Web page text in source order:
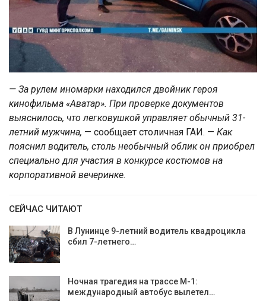
— За рулем иномарки находился двойник героя
кинофильма «Аватар». При проверке документов
выяснилось, что легковушкой управляет обычный 31-
летний мужчина, — сообщает столичная ГАИ. — Как
пояснил водитель, столь необычный облик он приобрел
специально для участия в конкурсе костюмов на
корпоративной вечеринке.
СЕЙЧАС ЧИТАЮТ
В Лунинце 9-летний водитель квадроцикла
сбил 7-летнего…
Ночная трагедия на трассе М-1:
международный автобус вылетел…